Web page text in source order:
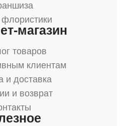
магазин
товаров
клиентам
и доставка
и возврат